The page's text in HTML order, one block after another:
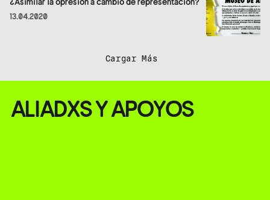
13.04.2020
Cargar Más
ALIADXS Y APOYOS